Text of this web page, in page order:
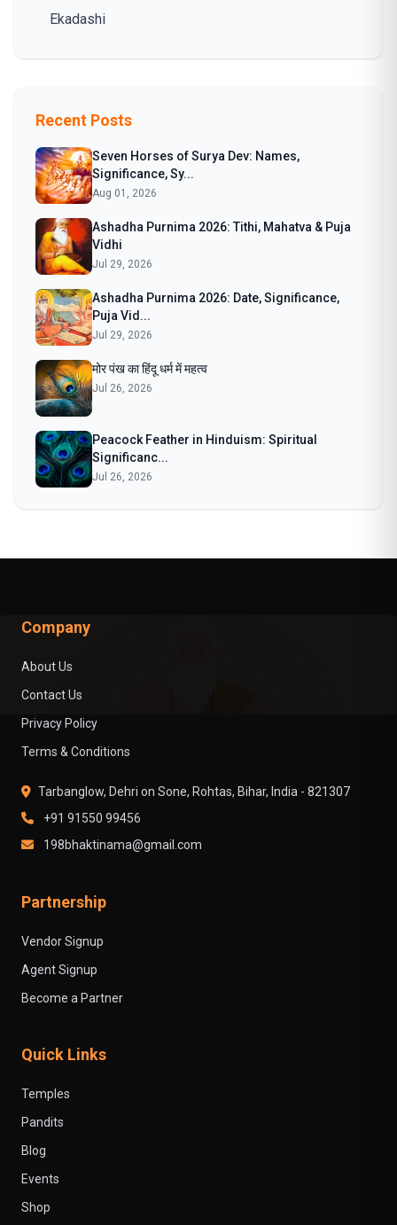
Ekadashi
Recent Posts
Seven Horses of Surya Dev: Names,
Significance, Sy...
Aug 01, 2026
Ashadha Purnima 2026: Tithi, Mahatva & Puja
Vidhi
Jul 29, 2026
Ashadha Purnima 2026: Date, Significance,
Puja Vid...
Jul 29, 2026
मोर पंख का हिंदू धर्म में महत्व
Jul 26, 2026
Peacock Feather in Hinduism: Spiritual
Significanc...
Jul 26, 2026
Company
About Us
Contact Us
Privacy Policy
Terms & Conditions
Tarbanglow, Dehri on Sone, Rohtas, Bihar, India - 821307
+91 91550 99456
198bhaktinama@gmail.com
Partnership
Vendor Signup
Agent Signup
Become a Partner
Quick Links
Temples
Pandits
Blog
Events
Shop